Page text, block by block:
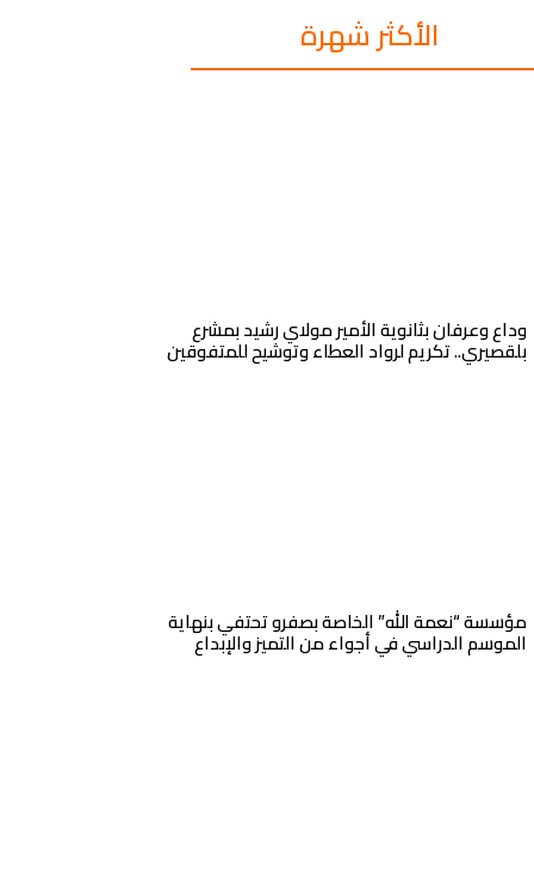
الأكثر شهرة
وداع وعرفان بثانوية الأمير مولاي رشيد بمشرع
بلقصيري.. تكريم لرواد العطاء وتوشيح للمتفوقين
مؤسسة “نعمة الله” الخاصة بصفرو تحتفي بنهاية
الموسم الدراسي في أجواء من التميز والإبداع